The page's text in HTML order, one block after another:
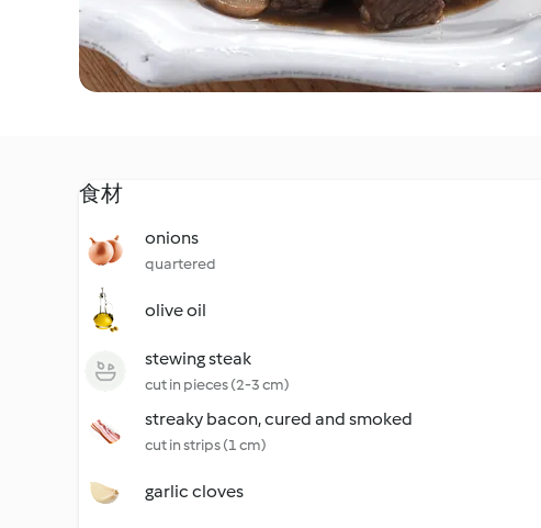
食材
onions
quartered
olive oil
stewing steak
cut in pieces (2-3 cm)
streaky bacon, cured and smoked
cut in strips (1 cm)
garlic cloves